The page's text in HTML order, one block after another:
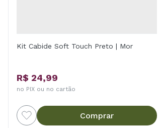
Kit Cabide Soft Touch Preto | Mor
R$ 24,99
no PIX ou no cartão
Comprar